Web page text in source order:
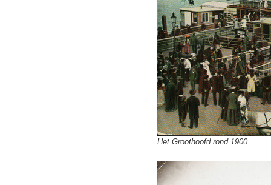
Het Groothoofd rond 1900